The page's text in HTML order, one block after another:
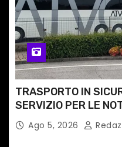
TRASPORTO IN
SERVIZIO PER LE
PERCORSI, FERMATE
Ago 5, 2026